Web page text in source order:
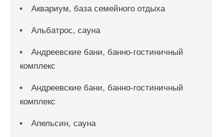
Аквариум, база семейного отдыха
Альбатрос, сауна
Андреевские бани, банно-гостиничный
комплекс
Андреевские бани, банно-гостиничный
комплекс
Апельсин, сауна